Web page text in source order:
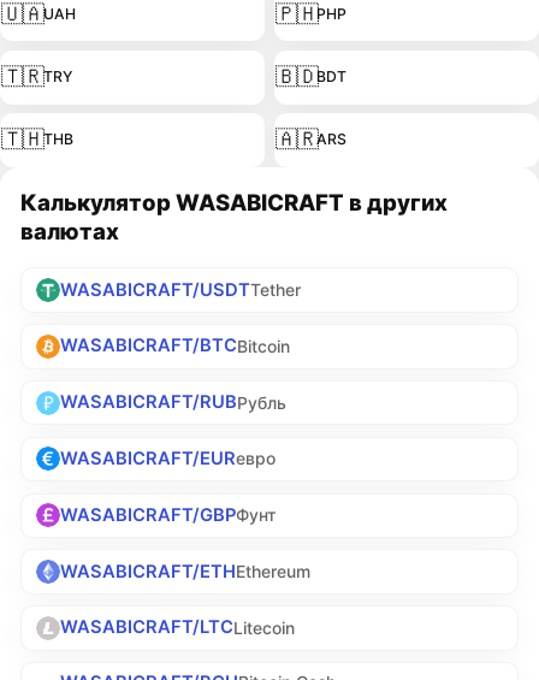
🇺🇦UAH 🇵🇭PHP
🇹🇷TRY 🇧🇩BDT
🇹🇭THB 🇦🇷ARS
Калькулятор WASABICRAFT в других
валютах
WASABICRAFT/USDTTether
WASABICRAFT/BTCBitcoin
WASABICRAFT/RUBРубль
WASABICRAFT/EURевро
WASABICRAFT/GBPФунт
WASABICRAFT/ETHEthereum
WASABICRAFT/LTCLitecoin